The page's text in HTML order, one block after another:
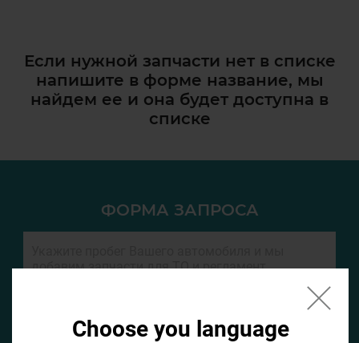
Choose you language
Если нужной запчасти нет в списке
напишите в форме название, мы
найдем ее и она будет доступна в
списке
ФОРМА ЗАПРОСА